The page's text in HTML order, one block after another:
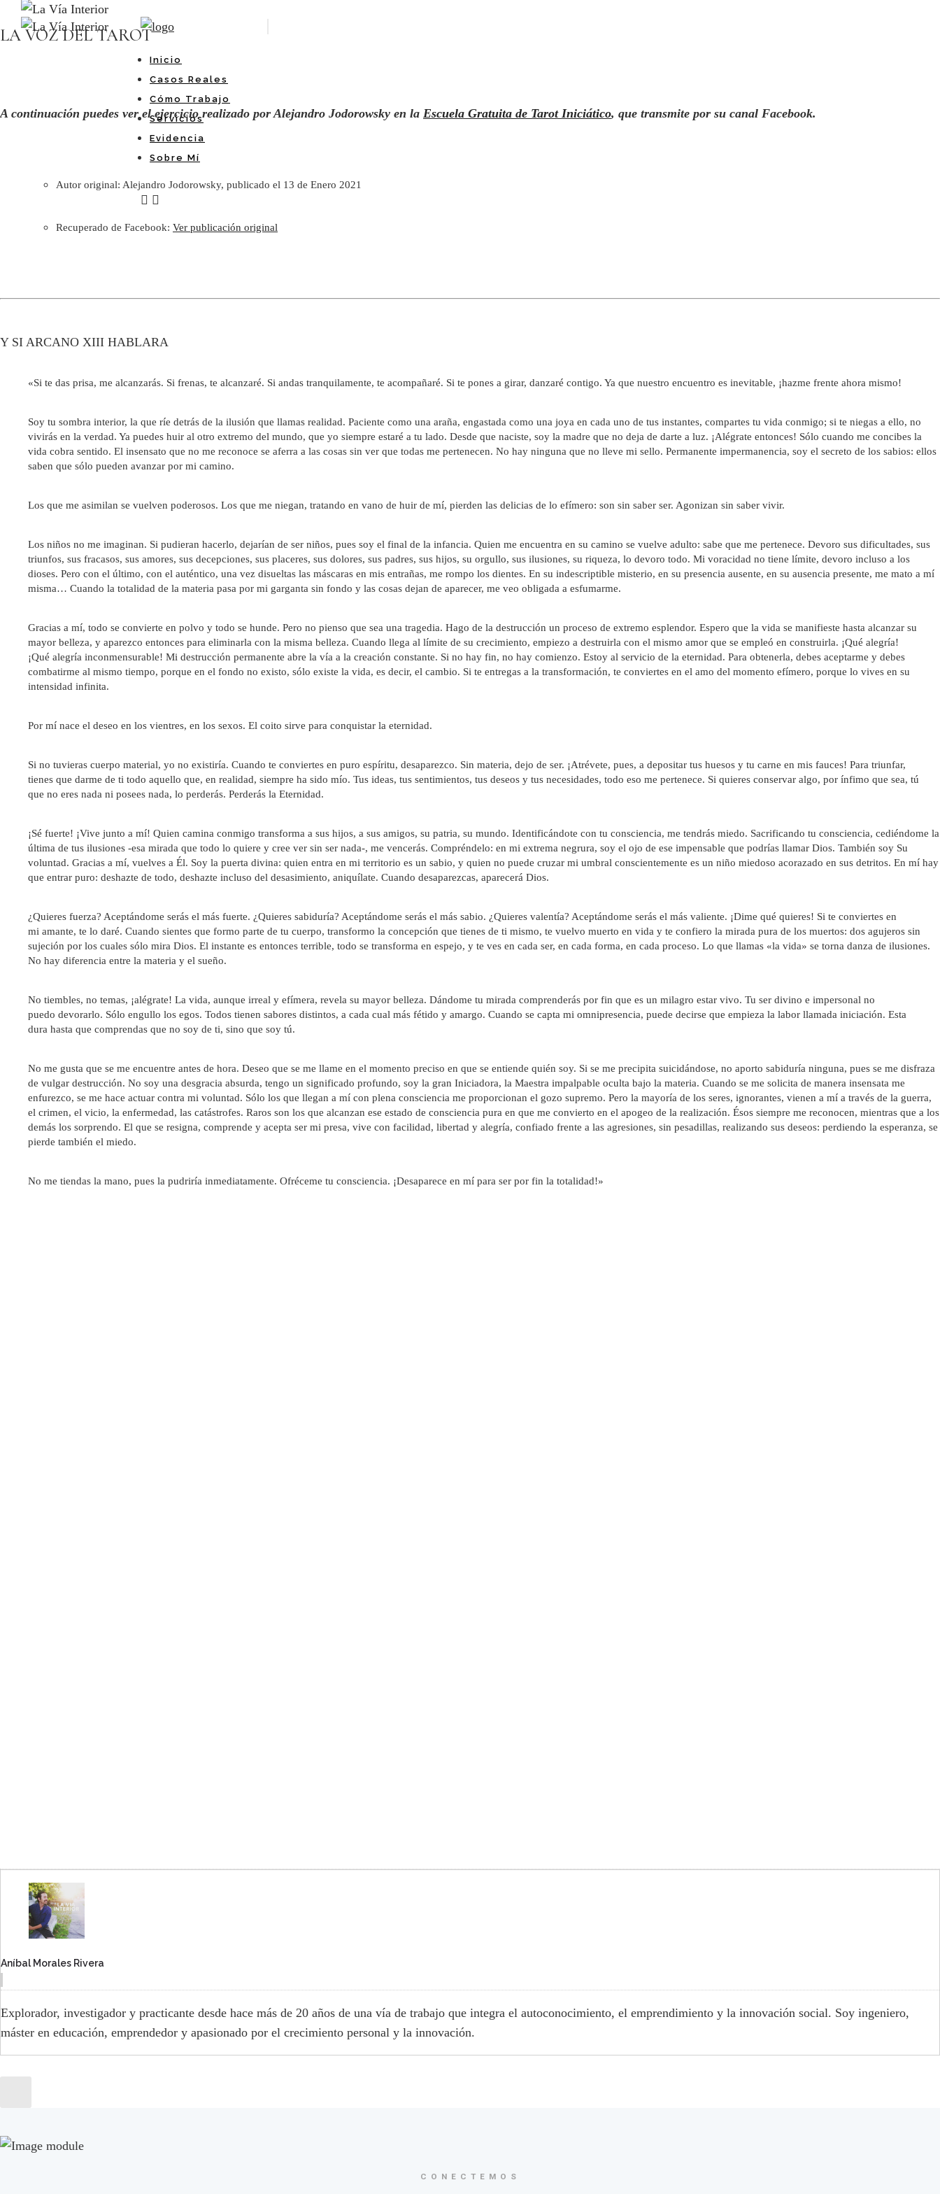
Inicio
Casos Reales
Cómo Trabajo
Servicios
Evidencia
Sobre Mí
LA VOZ DEL TAROT
A continuación puedes ver el ejercicio realizado por Alejandro Jodorowsky en la Escuela Gratuita de Tarot Iniciático, que transmite por su canal Facebook.
Autor original: Alejandro Jodorowsky, publicado el 13 de Enero 2021
Recuperado de Facebook: Ver publicación original
Y SI ARCANO XIII HABLARA
«Si te das prisa, me alcanzarás. Si frenas, te alcanzaré. Si andas tranquilamente, te acompañaré. Si te pones a girar, danzaré contigo. Ya que nuestro encuentro es inevitable, ¡hazme frente ahora mismo!
Soy tu sombra interior, la que ríe detrás de la ilusión que llamas realidad. Paciente como una araña, engastada como una joya en cada uno de tus instantes, compartes tu vida conmigo; si te niegas a ello, no
vivirás en la verdad. Ya puedes huir al otro extremo del mundo, que yo siempre estaré a tu lado. Desde que naciste, soy la madre que no deja de darte a luz. ¡Alégrate entonces! Sólo cuando me concibes la
vida cobra sentido. El insensato que no me reconoce se aferra a las cosas sin ver que todas me pertenecen. No hay ninguna que no lleve mi sello. Permanente impermanencia, soy el secreto de los sabios: ellos
saben que sólo pueden avanzar por mi camino.
Los que me asimilan se vuelven poderosos. Los que me niegan, tratando en vano de huir de mí, pierden las delicias de lo efímero: son sin saber ser. Agonizan sin saber vivir.
Los niños no me imaginan. Si pudieran hacerlo, dejarían de ser niños, pues soy el final de la infancia. Quien me encuentra en su camino se vuelve adulto: sabe que me pertenece. Devoro sus dificultades, sus
triunfos, sus fracasos, sus amores, sus decepciones, sus placeres, sus dolores, sus padres, sus hijos, su orgullo, sus ilusiones, su riqueza, lo devoro todo. Mi voracidad no tiene límite, devoro incluso a los
dioses. Pero con el último, con el auténtico, una vez disueltas las máscaras en mis entrañas, me rompo los dientes. En su indescriptible misterio, en su presencia ausente, en su ausencia presente, me mato a mí
misma… Cuando la totalidad de la materia pasa por mi garganta sin fondo y las cosas dejan de aparecer, me veo obligada a esfumarme.
Gracias a mí, todo se convierte en polvo y todo se hunde. Pero no pienso que sea una tragedia. Hago de la destrucción un proceso de extremo esplendor. Espero que la vida se manifieste hasta alcanzar su
mayor belleza, y aparezco entonces para eliminarla con la misma belleza. Cuando llega al límite de su crecimiento, empiezo a destruirla con el mismo amor que se empleó en construirla. ¡Qué alegría!
¡Qué alegría inconmensurable! Mi destrucción permanente abre la vía a la creación constante. Si no hay fin, no hay comienzo. Estoy al servicio de la eternidad. Para obtenerla, debes aceptarme y debes
combatirme al mismo tiempo, porque en el fondo no existo, sólo existe la vida, es decir, el cambio. Si te entregas a la transformación, te conviertes en el amo del momento efímero, porque lo vives en su
intensidad infinita.
Por mí nace el deseo en los vientres, en los sexos. El coito sirve para conquistar la eternidad.
Si no tuvieras cuerpo material, yo no existiría. Cuando te conviertes en puro espíritu, desaparezco. Sin materia, dejo de ser. ¡Atrévete, pues, a depositar tus huesos y tu carne en mis fauces! Para triunfar,
tienes que darme de ti todo aquello que, en realidad, siempre ha sido mío. Tus ideas, tus sentimientos, tus deseos y tus necesidades, todo eso me pertenece. Si quieres conservar algo, por ínfimo que sea, tú
que no eres nada ni posees nada, lo perderás. Perderás la Eternidad.
¡Sé fuerte! ¡Vive junto a mí! Quien camina conmigo transforma a sus hijos, a sus amigos, su patria, su mundo. Identificándote con tu consciencia, me tendrás miedo. Sacrificando tu consciencia, cediéndome la
última de tus ilusiones -esa mirada que todo lo quiere y cree ver sin ser nada-, me vencerás. Compréndelo: en mi extrema negrura, soy el ojo de ese impensable que podrías llamar Dios. También soy Su
voluntad. Gracias a mí, vuelves a Él. Soy la puerta divina: quien entra en mi territorio es un sabio, y quien no puede cruzar mi umbral conscientemente es un niño miedoso acorazado en sus detritos. En mí hay
que entrar puro: deshazte de todo, deshazte incluso del desasimiento, aniquílate. Cuando desaparezcas, aparecerá Dios.
¿Quieres fuerza? Aceptándome serás el más fuerte. ¿Quieres sabiduría? Aceptándome serás el más sabio. ¿Quieres valentía? Aceptándome serás el más valiente. ¡Dime qué quieres! Si te conviertes en
mi amante, te lo daré. Cuando sientes que formo parte de tu cuerpo, transformo la concepción que tienes de ti mismo, te vuelvo muerto en vida y te confiero la mirada pura de los muertos: dos agujeros sin
sujeción por los cuales sólo mira Dios. El instante es entonces terrible, todo se transforma en espejo, y te ves en cada ser, en cada forma, en cada proceso. Lo que llamas «la vida» se torna danza de ilusiones.
No hay diferencia entre la materia y el sueño.
No tiembles, no temas, ¡alégrate! La vida, aunque irreal y efímera, revela su mayor belleza. Dándome tu mirada comprenderás por fin que es un milagro estar vivo. Tu ser divino e impersonal no
puedo devorarlo. Sólo engullo los egos. Todos tienen sabores distintos, a cada cual más fétido y amargo. Cuando se capta mi omnipresencia, puede decirse que empieza la labor llamada iniciación. Esta
dura hasta que comprendas que no soy de ti, sino que soy tú.
No me gusta que se me encuentre antes de hora. Deseo que se me llame en el momento preciso en que se entiende quién soy. Si se me precipita suicidándose, no aporto sabiduría ninguna, pues se me disfraza
de vulgar destrucción. No soy una desgracia absurda, tengo un significado profundo, soy la gran Iniciadora, la Maestra impalpable oculta bajo la materia. Cuando se me solicita de manera insensata me
enfurezco, se me hace actuar contra mi voluntad. Sólo los que llegan a mí con plena consciencia me proporcionan el gozo supremo. Pero la mayoría de los seres, ignorantes, vienen a mí a través de la guerra,
el crimen, el vicio, la enfermedad, las catástrofes. Raros son los que alcanzan ese estado de consciencia pura en que me convierto en el apogeo de la realización. Ésos siempre me reconocen, mientras que a los
demás los sorprendo. El que se resigna, comprende y acepta ser mi presa, vive con facilidad, libertad y alegría, confiado frente a las agresiones, sin pesadillas, realizando sus deseos: perdiendo la esperanza, se
pierde también el miedo.
No me tiendas la mano, pues la pudriría inmediatamente. Ofréceme tu consciencia. ¡Desaparece en mí para ser por fin la totalidad!»
Aníbal Morales Rivera
Explorador, investigador y practicante desde hace más de 20 años de una vía de trabajo que integra el autoconocimiento, el emprendimiento y la innovación social. Soy ingeniero,
máster en educación, emprendedor y apasionado por el crecimiento personal y la innovación.
CONECTEMOS